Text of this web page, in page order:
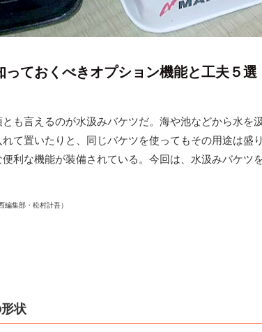
っておくべきオプション機能と工夫５選
も言えるのが水汲みバケツだ。海や池などから水を
て置いたりと、同じバケツを使ってもその用途は盛
利な機能が装備されている。今回は、水汲みバケツ
編集部・松村計吾）
状